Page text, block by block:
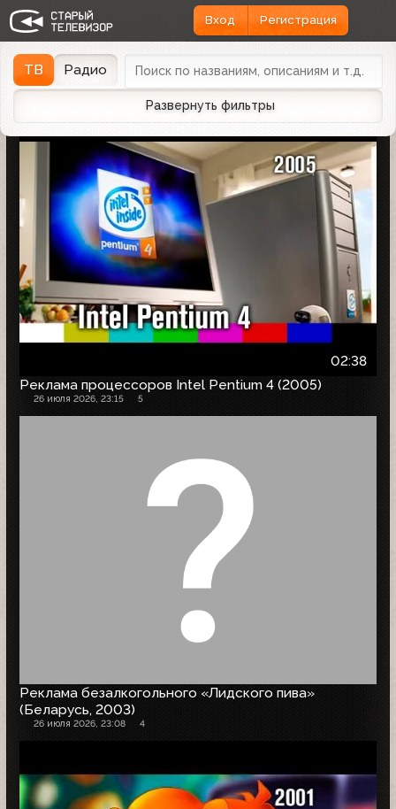
Вход Регистрация
ТВ Радио
Развернуть фильтры
Найдено 1166 записей Дата эфираДата заливки
02:38
Реклама процессоров Intel Pentium 4 (2005)
26 июля 2026, 23:15 5
Реклама безалкогольного «Лидского пива»
(Беларусь, 2003)
26 июля 2026, 23:08 4